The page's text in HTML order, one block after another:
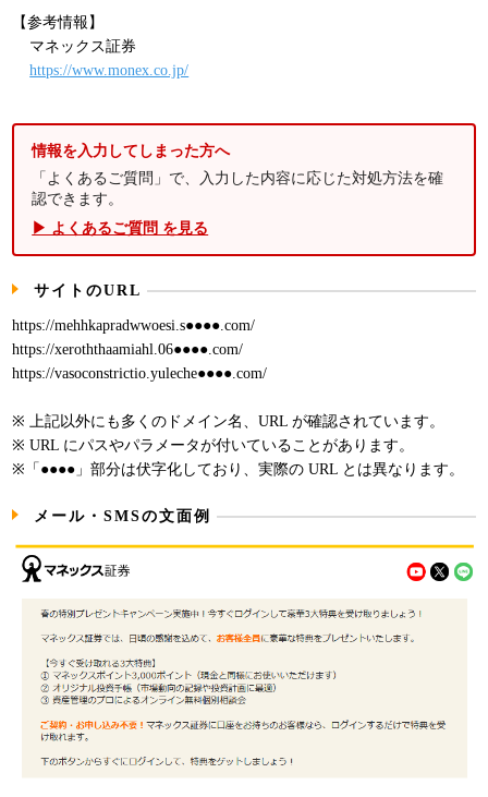
【参考情報】
マネックス証券
https://www.monex.co.jp/
情報を入力してしまった方へ
「よくあるご質問」で、入力した内容に応じた対処方法を確
認できます。
▶ よくあるご質問 を見る
サイトのURL
https://mehhkapradwwoesi.s●●●●.com/
https://xeroththaamiahl.06●●●●.com/
https://vasoconstrictio.yuleche●●●●.com/
※ 上記以外にも多くのドメイン名、URL が確認されています。
※ URL にパスやパラメータが付いていることがあります。
※「●●●●」部分は伏字化しており、実際の URL とは異なります。
メール・SMSの文面例